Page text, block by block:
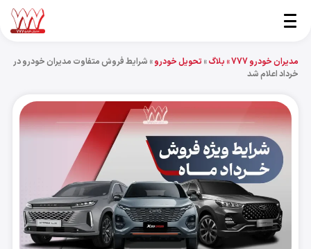
مدیران خودرو 777 » بلاگ» تحویل خودرو» شرایط فروش متفاوت مدیران خودرو در
خرداد اعلام شد